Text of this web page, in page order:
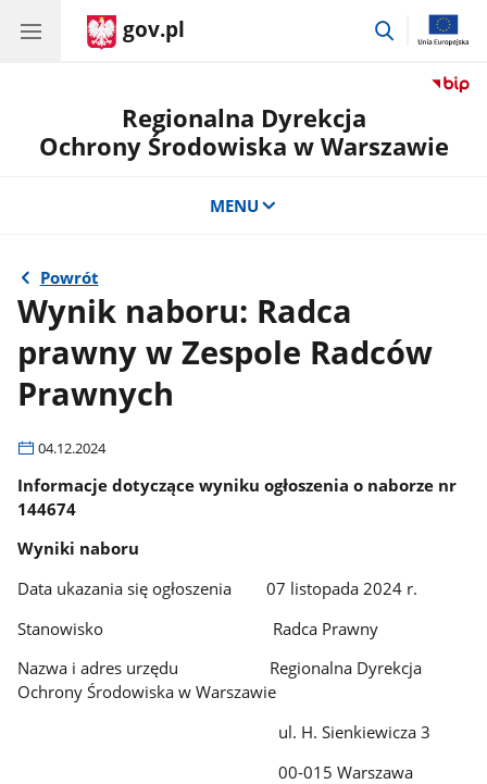
gov.pl
przejdź
Regionalna Dyrekcja
Ochrony Środowiska w Warszawie
MENU
Powrót
Wynik naboru: Radca
prawny w Zespole Radców
Prawnych
04.12.2024
Informacje dotyczące wyniku ogłoszenia o naborze nr
144674
Wyniki naboru
Data ukazania się ogłoszenia 07 listopada 2024 r.
Stanowisko Radca Prawny
Nazwa i adres urzędu Regionalna Dyrekcja
Ochrony Środowiska w Warszawie
ul. H. Sienkiewicza 3
00-015 Warszawa